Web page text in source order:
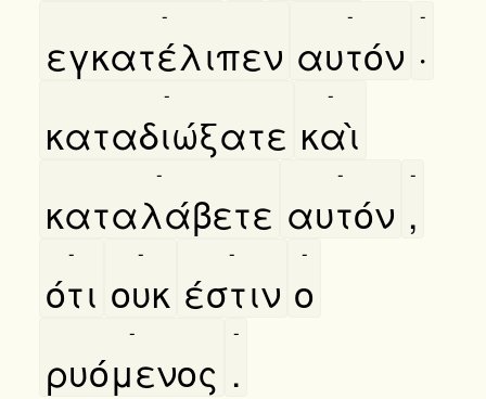
εγκατέλιπεν
-
αυτόν
-
·
-
καταδιώξατε
-
καὶ
-
καταλάβετε
-
αυτόν
-
,
-
ότι
-
ουκ
-
έστιν
-
ο
-
ρυόμενος
-
.
-